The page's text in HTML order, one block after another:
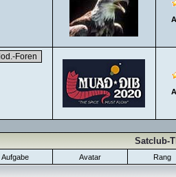
Satclub-
Aufgabe Avatar
Rang